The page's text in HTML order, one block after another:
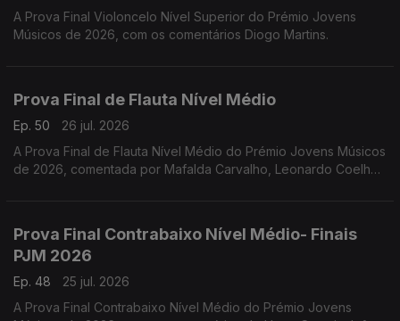
A Prova Final Violoncelo Nível Superior do Prémio Jovens
Músicos de 2026, com os comentários Diogo Martins.
Prova Final de Flauta Nível Médio
Ep. 50
26 jul. 2026
A Prova Final de Flauta Nível Médio do Prémio Jovens Músicos
de 2026, comentada por Mafalda Carvalho, Leonardo Coelho,
Prova Final Contrabaixo Nível Médio- Finais
PJM 2026
Ep. 48
25 jul. 2026
A Prova Final Contrabaixo Nível Médio do Prémio Jovens